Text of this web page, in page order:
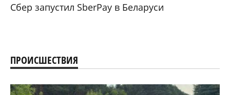
Сбер запустил SberPay в Беларуси
ПРОИСШЕСТВИЯ